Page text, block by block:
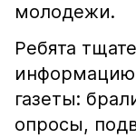
молодежи.
Ребята
информацию
газеты:
опросы,